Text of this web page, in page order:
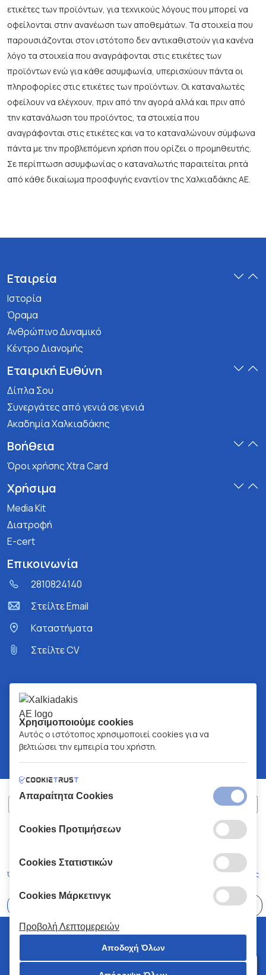
ετικέτες των προϊόντων, για τεχνικούς λόγους που μπορεί να
οφείλονται στην ανανέωση των αποθεμάτων. Τα στοιχεία που
παρουσιάζονται στον ιστότοπο δεν αντικαθιστούν για κανένα
λόγο τα στοιχεία που αναγράφονται στις ετικέτες των
προϊόντων ενώ για κάθε ασυμφωνία, υπερισχύουν πάντα οι
πληροφορίες στις ετικέτες των προϊόντων. Οι καταναλωτές
οφείλουν να ελέγχουν, πριν από την αγορά αλλά και πριν από
την κατανάλωση του προϊόντος, τα στοιχεία που
αναγράφονται στις ετικέτες και να το καταναλώνουν σύμφωνα
πάντα με την προβλεπόμενη χρήση που ορίζει ο προμηθευτής.
Σε περίπτωση ασυμφωνίας ο καταναλωτής παραιτείται ρητά
από κάθε δικαίωμα προσφυγής εναντίον της Χαλκιαδάκης ΑΕ.
Εταιρεία
Ιστορία
Όραμα
Ανθρώπινο Δυναμικό
Κέντρο Διανομής
Εταιρική Ευθύνη
Δίπλα Σου
Συνεργάτες από γενιά σε γενιά
Ακαδημία Χαλκιαδάκης
Βοήθεια
Όροι χρήσης Xtra Card
Χρήσιμα
Media Kit
Διατροφή
E-cert
Επικοινωνία
2810824140
Στείλτε Email
Kαταστήματα
Στείλτε CV
ΧΑΛΚΙΑΔΑΚΗΣ Α.Ε.
Όροι και Προϋποθέσεις Κώδικας Δεοντολογίας
© 2026 Χαλκιαδάκης all rights reserved
Χρησιμοποιούμε cookies
Αυτός ο ιστότοπος χρησιμοποιεί cookies για να
βελτιώσει την εμπειρία του χρήστη.
Απαραίτητα Cookies
Cookies Προτιμήσεων
Cookies Στατιστικών
Cookies Μάρκετινγκ
Προβολή Λεπτομερειών
Αποδοχή Όλων